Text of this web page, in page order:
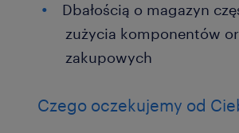
Dbałością o magazyn
zużycia komponentów
zakupowych
Czego oczekujemy od